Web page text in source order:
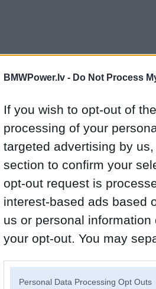
BMWPower.lv - Do Not Process
If you wish to opt-out of
processing of your
targeted advertising by
section to confirm your
opt-out request is
interest-based ads based
us or personal
your opt-out. You may
Personal Data Processing Opt Outs